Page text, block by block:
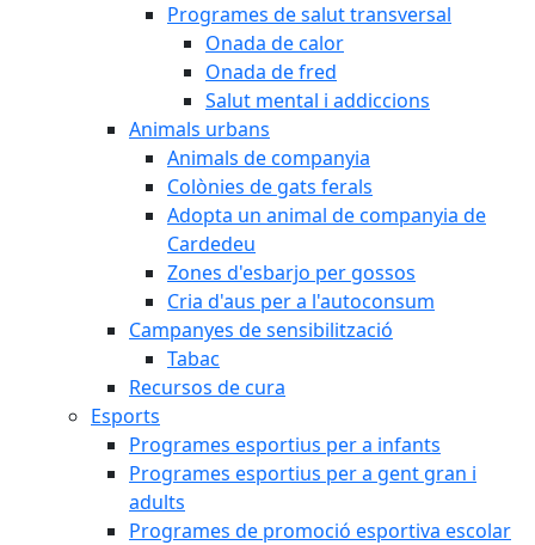
Programes de salut transversal
Onada de calor
Onada de fred
Salut mental i addiccions
Animals urbans
Animals de companyia
Colònies de gats ferals
Adopta un animal de companyia de
Cardedeu
Zones d'esbarjo per gossos
Cria d'aus per a l'autoconsum
Campanyes de sensibilització
Tabac
Recursos de cura
Esports
Programes esportius per a infants
Programes esportius per a gent gran i
adults
Programes de promoció esportiva escolar